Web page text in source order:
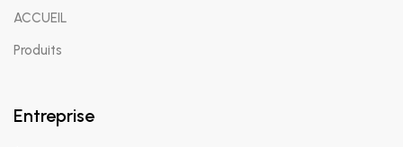
ACCUEIL
Produits
Entreprise